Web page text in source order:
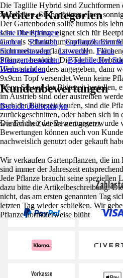
Die Taglilie Hybrid sind Zuchtformen
zu erhalten. Sie benötigen einen
Der Gartenboden sollte humos bis
sein. Die Pflanze eignet sich für
auch als Schnittblumenpflanze.
nicht mehr verpflanzt werden.
Pflanzen benötigt. Die Taglilie
Wenn nicht anders angegeben, dann
9x9cm Topf versendet.Wenn keine
Wenn Sie vor der Blütezeit bestellen,
im Austrieb sind oder austreiben
nach der Blütezeit kaufen, sind die
zurückgeschnitten, oder haben sich in
wurden als Zwiebel neu gesetzt.
Wir verkaufen Gartenpflanzen, die im
sind immer der Jahreszeit
Jede Pflanze braucht seine speziellen
dazu bitte die Artikelbeschreibung.
nicht, das am ersten genannten Tag
letzten Tag wieder schließen. Wir
Pflanze normalerweise blüht
Weitere Kategorien
Liste überspringen
Garten
Pflanzen Gartenpflanzen
Sommerstauden
Lavendel Farne
Steingartenstauden
Bodendecker
Herbststauden
Kundenbewertungen
Bereich überspringen
Die Echtheit der Bewertungen wurde
Bewertungen können auch von
nachweislich genutzt oder gekauft